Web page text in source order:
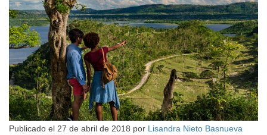
Publicado el 27 de abril de 2018 por Lisandra Nieto Basnueva